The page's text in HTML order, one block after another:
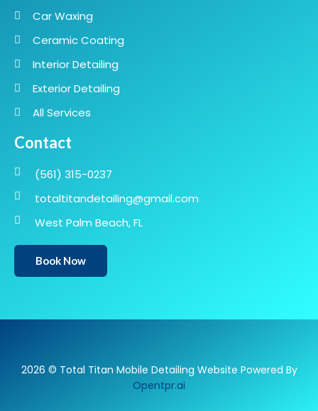
Car Waxing
Ceramic Coating
Interior Detailing
Exterior Detailing
All Services
Contact
(561) 315-0237
totaltitandetailing@gmail.com
West Palm Beach, FL
Book Now
2026 © Total Titan Mobile Detailing Website Powered By
Opentpr.ai